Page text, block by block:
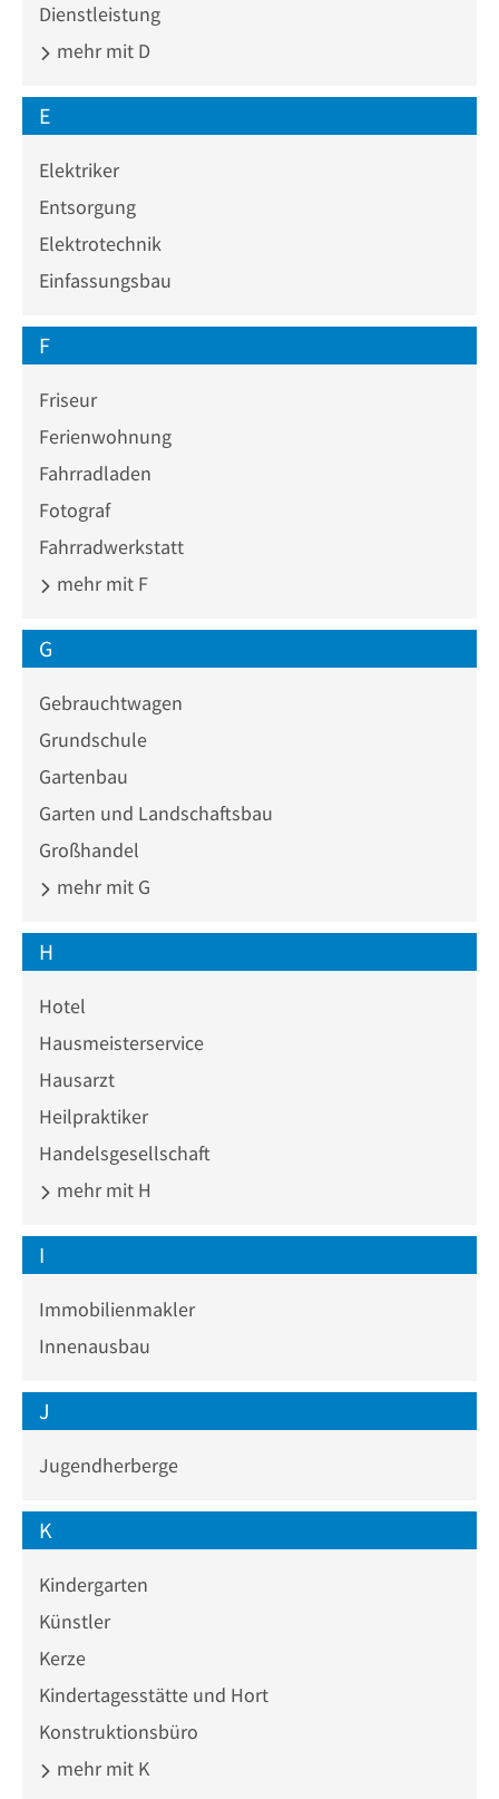
Dienstleistung
mehr mit D
E
Elektriker
Entsorgung
Elektrotechnik
Einfassungsbau
F
Friseur
Ferienwohnung
Fahrradladen
Fotograf
Fahrradwerkstatt
mehr mit F
G
Gebrauchtwagen
Grundschule
Gartenbau
Garten und Landschaftsbau
Großhandel
mehr mit G
H
Hotel
Hausmeisterservice
Hausarzt
Heilpraktiker
Handelsgesellschaft
mehr mit H
I
Immobilienmakler
Innenausbau
J
Jugendherberge
K
Kindergarten
Künstler
Kerze
Kindertagesstätte und Hort
Konstruktionsbüro
mehr mit K